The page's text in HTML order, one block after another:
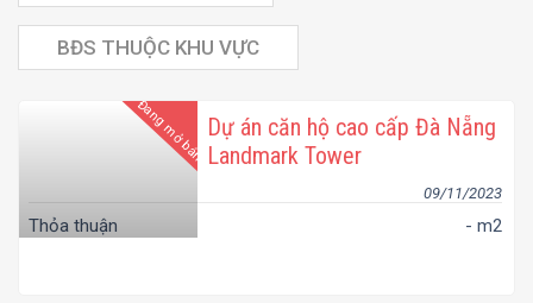
BĐS THUỘC KHU VỰC
Đang mở bán Dự án căn hộ cao cấp Đà Nẵng
Landmark Tower
09/11/2023
Thỏa thuận - m2